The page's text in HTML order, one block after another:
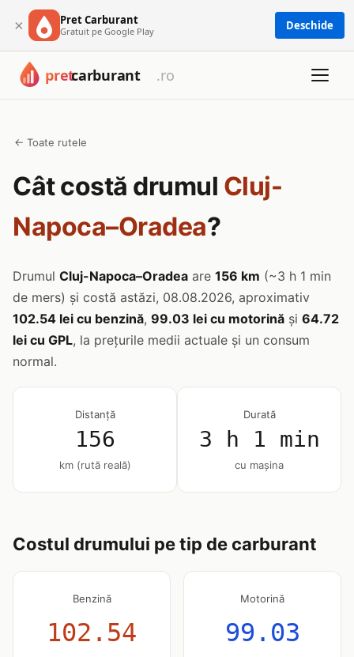
× Pret Carburant
Gratuit pe Google Play Deschide
← Toate rutele
Cât costă drumul Cluj-
Napoca–Oradea?
Drumul Cluj-Napoca–Oradea are 156 km (~3 h 1 min
de mers) și costă astăzi, 08.08.2026, aproximativ
102.54 lei cu benzină, 99.03 lei cu motorină și 64.72
lei cu GPL, la prețurile medii actuale și un consum
normal.
Distanță
156
km (rută reală)
Durată
3 h 1 min
cu mașina
Costul drumului pe tip de carburant
Benzină
102.54
Motorină
99.03